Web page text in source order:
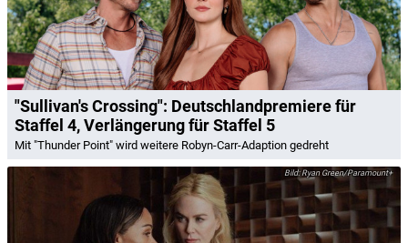
"Sullivan's Crossing": Deutschlandpremiere für
Staffel 4, Verlängerung für Staffel 5
Mit "Thunder Point" wird weitere Robyn-Carr-Adaption gedreht
Ryan Green/Paramount+